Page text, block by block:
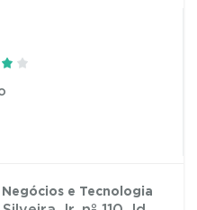
e Tecnologia